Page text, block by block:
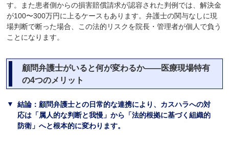
す。また患者側からの損害賠償請求が認容された判例では、解決金
が100〜300万円に上るケースもあります。弁護士の関与なしに現
場判断で断った場合、この法的リスクを院長・管理者が個人で負う
ことになります。
顧問弁護士がいると何が変わるか――医療現場特有
の4つのメリット
結論：顧問弁護士との日常的な連携により、カスハラへの対
応は「属人的な判断と我慢」から「法的根拠に基づく組織的
防衛」へと根本的に変わります。